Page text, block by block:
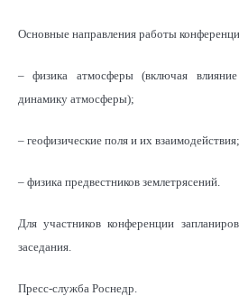
Основные направления работы
– физика атмосферы (включая
динамику атмосферы);
– геофизические поля и их взаимодействия;
– физика предвестников землетрясений.
Для участников конференции
заседания.
Пресс-служба Роснедр.